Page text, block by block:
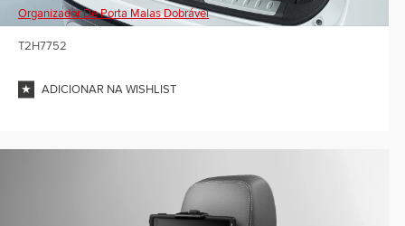
Organizador De Porta Malas Dobrável
T2H7752
ADICIONAR NA WISHLIST